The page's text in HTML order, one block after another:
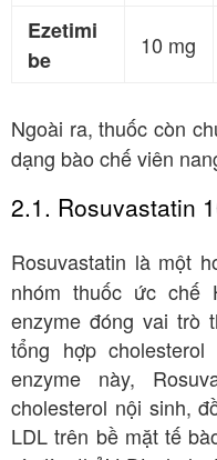
Ezetimi
be
10 mg
Ngoài ra, thuốc còn
dạng bào chế viên
2.1. Rosuvastatin
Rosuvastatin là một
nhóm thuốc ức chế
enzyme đóng vai trò
tổng hợp
enzyme này,
cholesterol nội sinh,
LDL trên bề mặt tế